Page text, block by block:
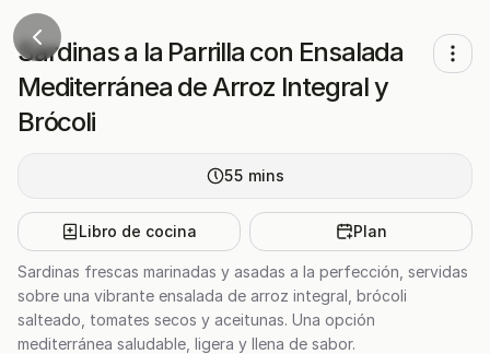
Sardinas a la Parrilla con Ensalada
Mediterránea de Arroz Integral y
Brócoli
55 mins
Libro de cocina Plan
Sardinas frescas marinadas y asadas a la perfección, servidas
sobre una vibrante ensalada de arroz integral, brócoli
salteado, tomates secos y aceitunas. Una opción
mediterránea saludable, ligera y llena de sabor.